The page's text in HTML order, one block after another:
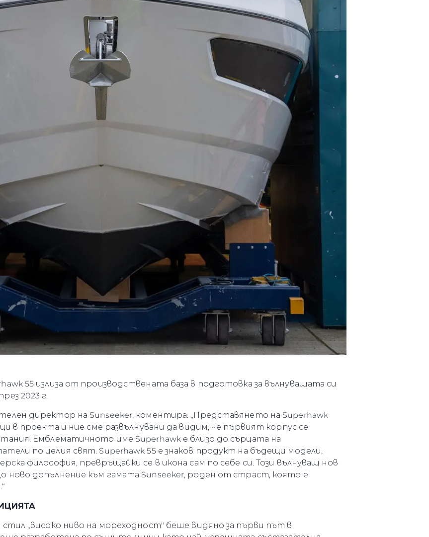
55 излиза от производствената база в подготовка за вълнуващата си
2023 г.
директор на Sunseeker, коментира: „Представянето на Superhawk
в проекта и ние сме развълнувани да видим, че първият корпус се
Емблематичното име Superhawk е близо до сърцата на
по целия свят. Superhawk 55 е знаков продукт на бъдещи модели,
философия, превръщайки се в икона сам по себе си. Този вълнуващ нов
ново допълнение към гамата Sunseeker, роден от страст, която е
„високо ниво на мореходност" беше видяно за първи път в
Правни Pазпоредби
PRIVACY POLICY
MODERN SLAVERY
STATEMENT
TERMS & CONDITIONS
COOKIE POLICY
RECRUITMENT
Компанията
Наследство
Оценете Вашата Яхта